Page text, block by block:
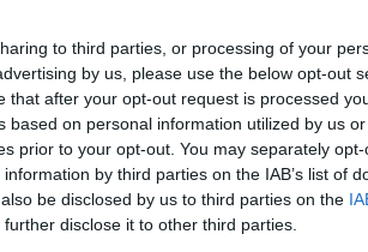
to third parties, or processing of your
by us, please use the below opt-out
that after your opt-out request is processed
based on personal information utilized by us
prior to your opt-out. You may separately
by third parties on the IAB’s list of
be disclosed by us to third parties on the
disclose it to other third parties.
το πρόγραμμα
play offs της Super League 1 -
(20-21/3) με ντέρμπι
Άρης και Αστέρας